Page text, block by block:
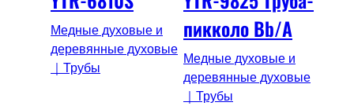
Медные духовые и
деревянные духовые
｜Трубы
пикколо Bb/A
Медные духовые и
деревянные духовые
｜Трубы